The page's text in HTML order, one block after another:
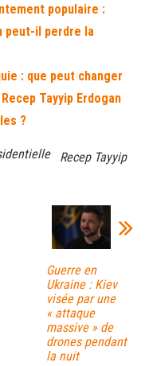
populaire :
peut-il perdre la
: que peut changer
Tayyip Erdogan
?
Recep Tayyip
Guerre en
Ukraine : Kiev
visée par une
« attaque
massive » de
drones pendant
la nuit